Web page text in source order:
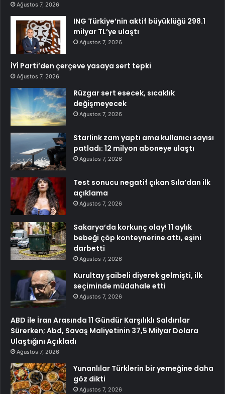
Ağustos 7, 2026
ING Türkiye’nin aktif büyüklüğü 298.1
milyar TL’ye ulaştı
Ağustos 7, 2026
İYİ Parti’den çerçeve yasaya sert tepki
Ağustos 7, 2026
Rüzgar sert esecek, sıcaklık
değişmeyecek
Ağustos 7, 2026
Starlink zam yaptı ama kullanıcı sayısı
patladı: 12 milyon aboneye ulaştı
Ağustos 7, 2026
Test sonucu negatif çıkan Sıla’dan ilk
açıklama
Ağustos 7, 2026
Sakarya’da korkunç olay! 11 aylık
bebeği çöp konteynerine attı, eşini
darbetti
Ağustos 7, 2026
Kurultay şaibeli diyerek gelmişti, ilk
seçiminde müdahale etti
Ağustos 7, 2026
ABD ile İran Arasında 11 Gündür Karşılıklı Saldırılar
Sürerken; Abd, Savaş Maliyetinin 37,5 Milyar Dolara
Ulaştığını Açıkladı
Ağustos 7, 2026
Yunanlılar Türklerin bir yemeğine daha
göz dikti
Ağustos 7, 2026